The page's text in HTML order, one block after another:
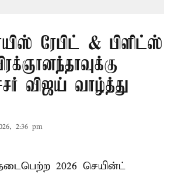
ரேபிட் & பிளிட்ஸ்
விஜய் வாழ்த்து
2:36 pm
2026 செயின்ட்